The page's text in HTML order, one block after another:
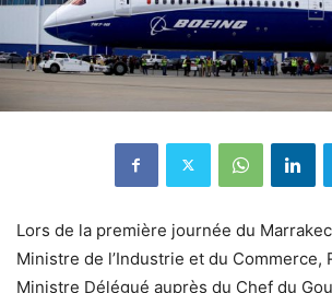
Lors de la première journée du
Ministre de l’Industrie et du Commerce,
Ministre Délégué auprès du Chef du